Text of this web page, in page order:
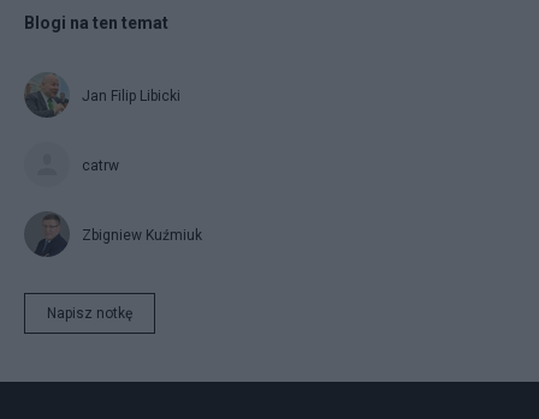
Blogi na ten temat
Jan Filip Libicki
catrw
Zbigniew Kuźmiuk
Napisz notkę